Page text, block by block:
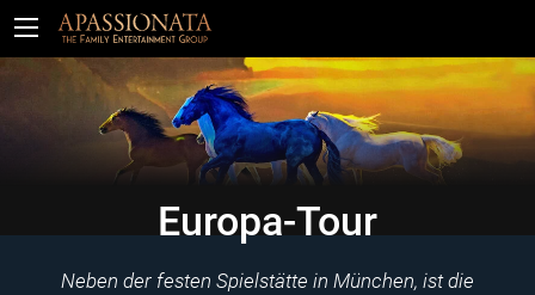
Europa-Tour
Neben der festen Spielstätte in München, ist die